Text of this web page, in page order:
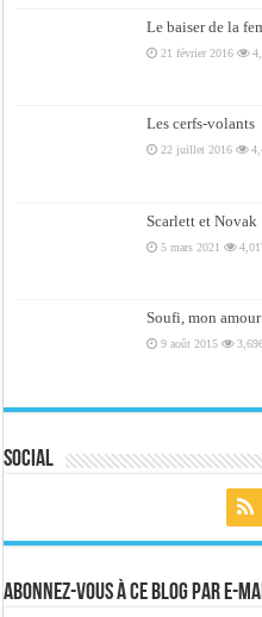
Le baiser de la
21 février 2016
Les cerfs-volants
22 juillet 2016
Scarlett et Novak
5 mars 2021
Soufi, mon amour
9 août 2015
Social
Abonnez-vous à ce blog par e-